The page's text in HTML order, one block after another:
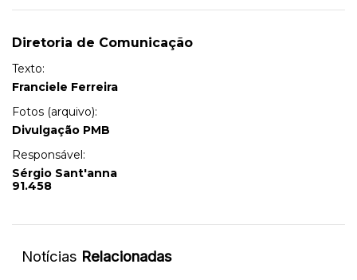
Diretoria de Comunicação
Texto:
Franciele Ferreira
Fotos (arquivo):
Divulgação PMB
Responsável:
Sérgio Sant'anna
91.458
Notícias Relacionadas